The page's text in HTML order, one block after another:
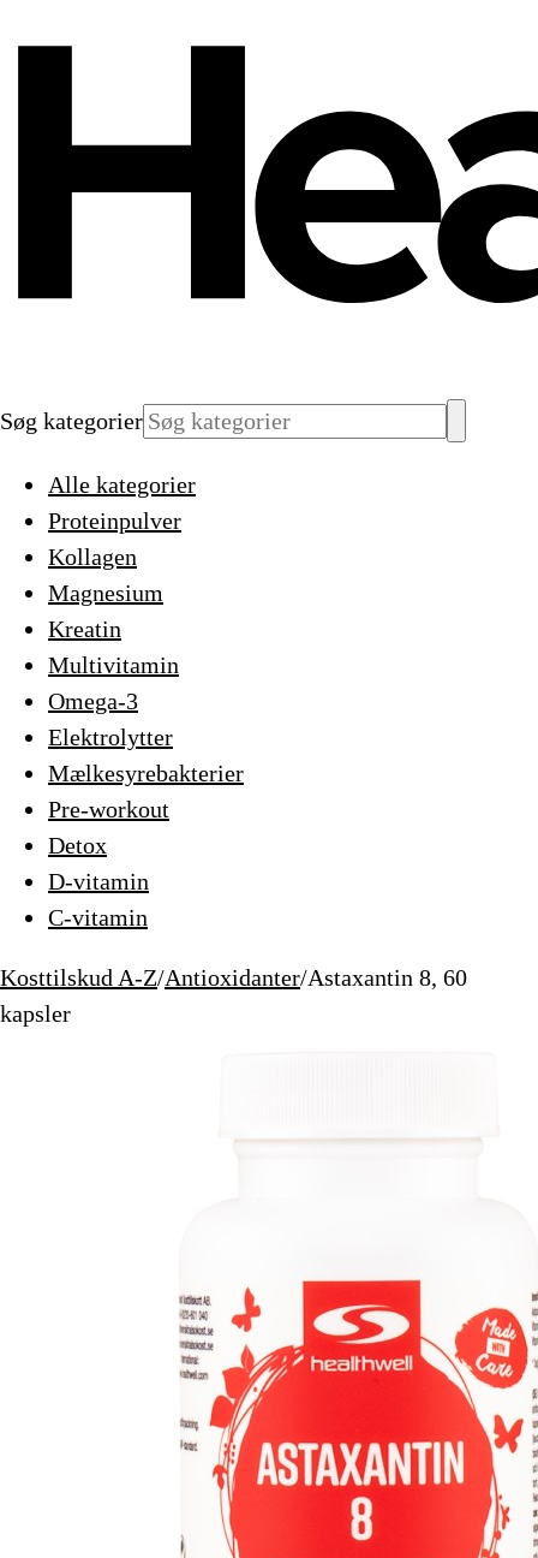
Søg kategorier
Alle kategorier
Proteinpulver
Kollagen
Magnesium
Kreatin
Multivitamin
Omega-3
Elektrolytter
Mælkesyrebakterier
Pre-workout
Detox
D-vitamin
C-vitamin
Kosttilskud A-Z/Antioxidanter/Astaxantin 8, 60
kapsler